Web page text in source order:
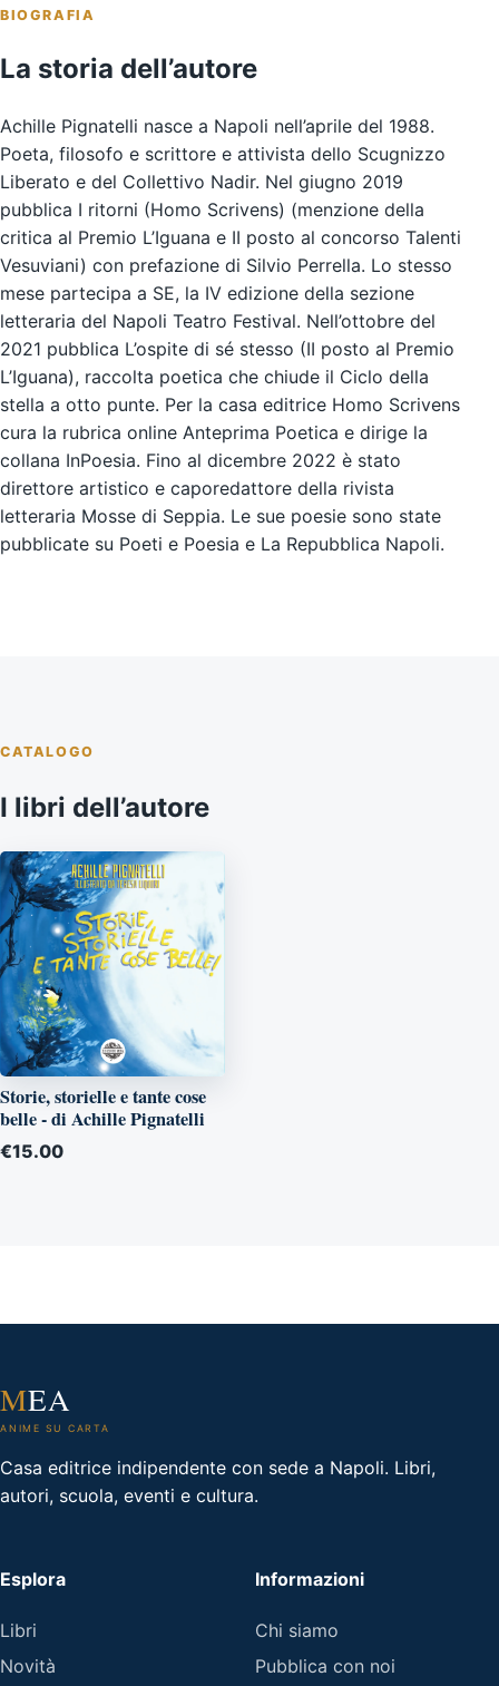
BIOGRAFIA
La storia dell’autore
Achille Pignatelli nasce a Napoli nell’aprile del 1988.
Poeta, filosofo e scrittore e attivista dello Scugnizzo
Liberato e del Collettivo Nadir. Nel giugno 2019
pubblica I ritorni (Homo Scrivens) (menzione della
critica al Premio L’Iguana e II posto al concorso Talenti
Vesuviani) con prefazione di Silvio Perrella. Lo stesso
mese partecipa a SE, la IV edizione della sezione
letteraria del Napoli Teatro Festival. Nell’ottobre del
2021 pubblica L’ospite di sé stesso (II posto al Premio
L’Iguana), raccolta poetica che chiude il Ciclo della
stella a otto punte. Per la casa editrice Homo Scrivens
cura la rubrica online Anteprima Poetica e dirige la
collana InPoesia. Fino al dicembre 2022 è stato
direttore artistico e caporedattore della rivista
letteraria Mosse di Seppia. Le sue poesie sono state
pubblicate su Poeti e Poesia e La Repubblica Napoli.
CATALOGO
I libri dell’autore
Storie, storielle e tante cose
belle - di Achille Pignatelli
€15.00
MEA
ANIME SU CARTA
Casa editrice indipendente con sede a Napoli. Libri,
autori, scuola, eventi e cultura.
Esplora
Libri
Novità
Informazioni
Chi siamo
Pubblica con noi